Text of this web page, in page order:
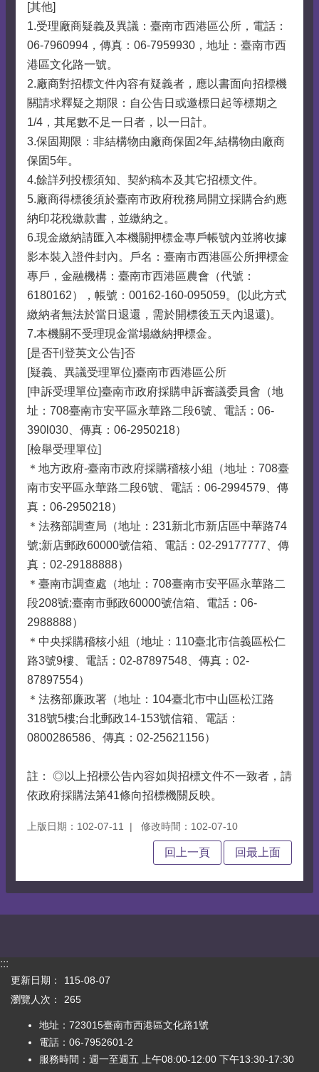
[其他]
1.受理廠商疑義及異議：臺南市西港區公所，電話：
06-7960994，傳真：06-7959930，地址：臺南市西
港區文化路一號。
2.廠商對招標文件內容有疑義者，應以書面向招標機
關請求釋疑之期限：自公告日或邀標日起等標期之
1/4，其尾數不足一日者，以一日計。
3.保固期限：非結構物由廠商保固2年,結構物由廠商
保固5年。
4.餘詳列投標須知、契約稿本及其它招標文件。
5.廠商得標後須於臺南市政府稅務局開立採購合約應
納印花稅繳款書，並繳納之。
6.現金繳納請匯入本機關押標金專戶帳號內並將收據
影本裝入證件封內。戶名：臺南市西港區公所押標金
專戶，金融機構：臺南市西港區農會（代號：
6180162），帳號：00162-160-095059。(以此方式
繳納者無法於當日退還，需於開標後五天內退還)。
7.本機關不受理現金當場繳納押標金。
[是否刊登英文公告]否
[疑義、異議受理單位]臺南市西港區公所
[申訴受理單位]臺南市政府採購申訴審議委員會（地
址：708臺南市安平區永華路二段6號、電話：06-
390l030、傳真：06-2950218）
[檢舉受理單位]
＊地方政府-臺南市政府採購稽核小組（地址：708臺
南市安平區永華路二段6號、電話：06-2994579、傳
真：06-2950218）
＊法務部調查局（地址：231新北市新店區中華路74
號;新店郵政60000號信箱、電話：02-29177777、傳
真：02-29188888）
＊臺南市調查處（地址：708臺南市安平區永華路二
段208號;臺南市郵政60000號信箱、電話：06-
2988888）
＊中央採購稽核小組（地址：110臺北市信義區松仁
路3號9樓、電話：02-87897548、傳真：02-
87897554）
＊法務部廉政署（地址：104臺北市中山區松江路
318號5樓;台北郵政14-153號信箱、電話：
0800286586、傳真：02-25621156）
註： ◎以上招標公告內容如與招標文件不一致者，請
依政府採購法第41條向招標機關反映。
上版日期：102-07-11 修改時間：102-07-10
回上一頁 回最上面
:::
更新日期：
115-08-07
瀏覽人次：
265
地址：723015臺南市西港區文化路1號
電話：06-7952601-2
服務時間：週一至週五 上午08:00-12:00 下午13:30-17:30